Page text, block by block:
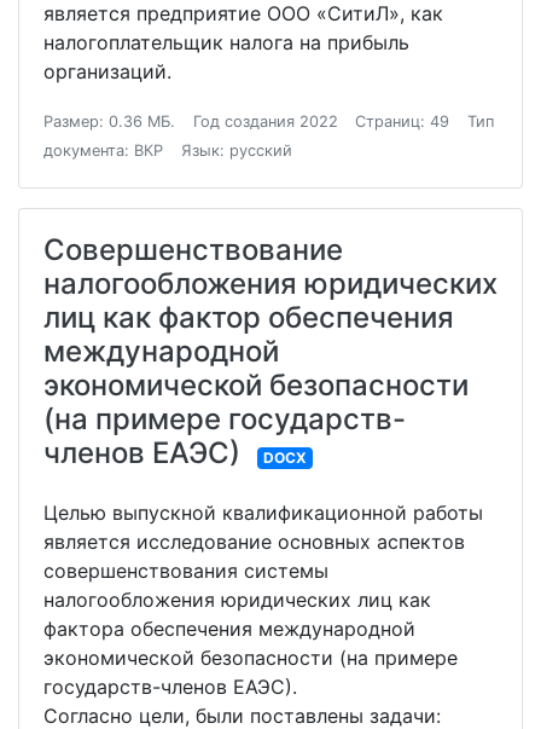
является предприятие ООО «СитиЛ», как
налогоплательщик налога на прибыль
организаций.
Размер: 0.36 МБ. Год создания 2022 Страниц: 49
Тип
документа: ВКР
Язык: русский
Совершенствование
налогообложения юридических
лиц как фактор обеспечения
международной
экономической безопасности
(на примере государств-
членов ЕАЭС)
DOCX
Целью выпускной квалификационной работы
является исследование основных аспектов
совершенствования системы
налогообложения юридических лиц как
фактора обеспечения международной
экономической безопасности (на примере
государств-членов ЕАЭС).
Согласно цели, были поставлены задачи: